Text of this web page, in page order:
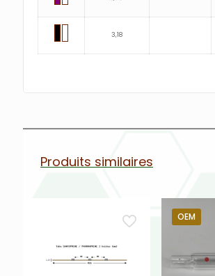
3,18
Produits similaires
OEM